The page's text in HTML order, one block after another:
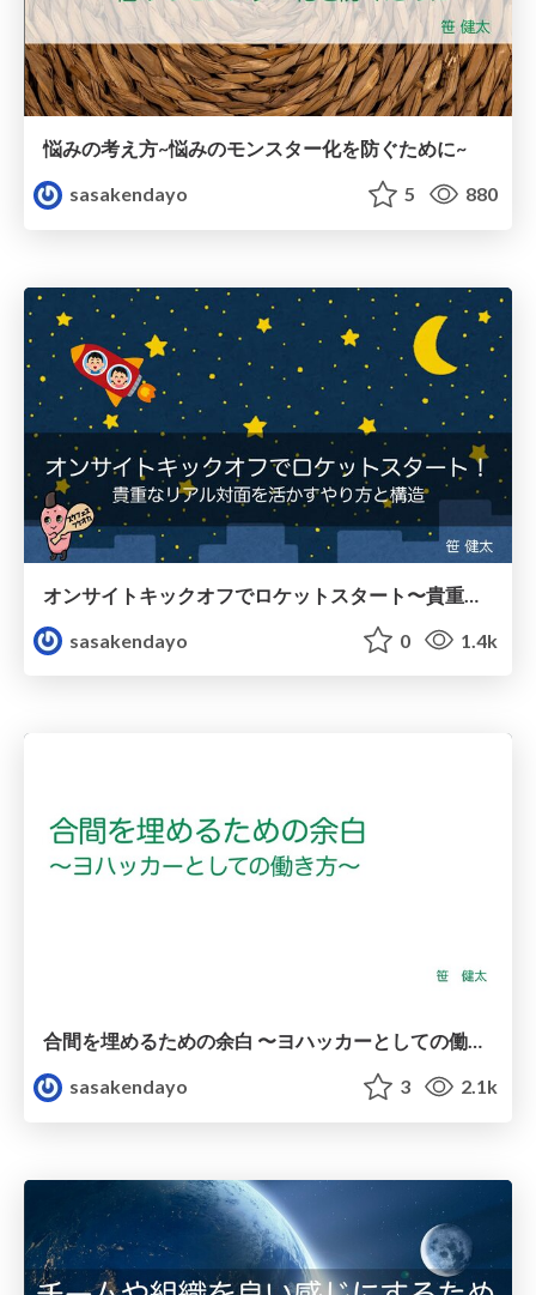
悩みの考え方~悩みのモンスター化を防ぐために~
sasakendayo
5 880
sasakendayo
0 1.4k
合間を埋めるための余白 〜ヨハッカーとしての働き方〜
sasakendayo
3 2.1k